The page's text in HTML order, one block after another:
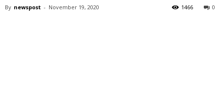
By newspost - November 19, 2020 0
1466